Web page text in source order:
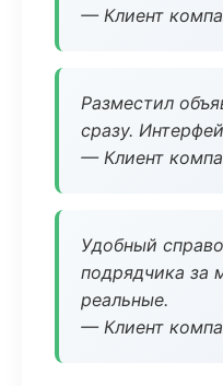
— Клиент
Разместил
сразу.
— Клиент
Удобный
подрядчика за
реальные.
— Клиент